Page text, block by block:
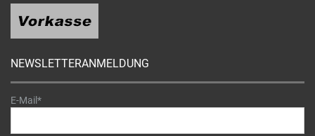
NEWSLETTERANMELDUNG
E-Mail*